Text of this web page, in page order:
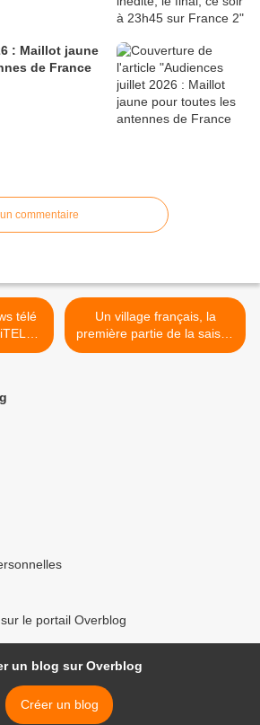
: Maillot jaune
de France
commentaire
Un village français, la
première partie de la saison
7 inédite, dès le mardi 25
le portail Overblog
un blog sur Overblog
Créer un blog